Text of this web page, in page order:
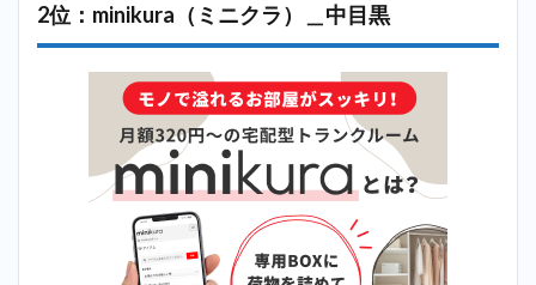
黒で
迷っ
ハロ
ース
トレ
ージ
で探
すの
が最
すす
め！
2位：minikura（ミニクラ）＿中目黒